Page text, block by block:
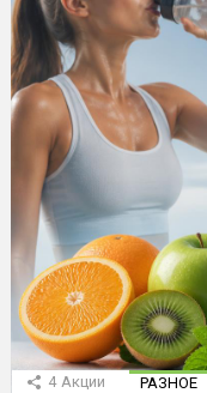
4 Акции РАЗНОЕ